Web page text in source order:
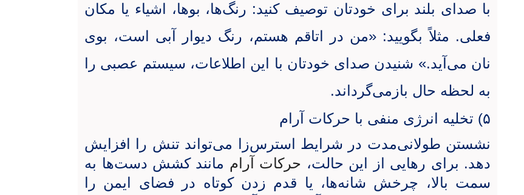
با صدای بلند برای خودتان توصیف کنید: رنگ‌ها، بوها، اشیاء یا مکان
فعلی. مثلاً بگویید: «من در اتاقم هستم، رنگ دیوار آبی است، بوی
نان می‌آید.» شنیدن صدای خودتان با این اطلاعات، سیستم عصبی را
به لحظه حال بازمی‌گرداند.
۵) تخلیه انرژی منفی با حرکات آرام
نشستن طولانی‌مدت در شرایط استرس‌زا می‌تواند تنش را افزایش
دهد. برای رهایی از این حالت، حرکات آرام مانند کشش دست‌ها به
سمت بالا، چرخش شانه‌ها، یا قدم زدن کوتاه در فضای ایمن را